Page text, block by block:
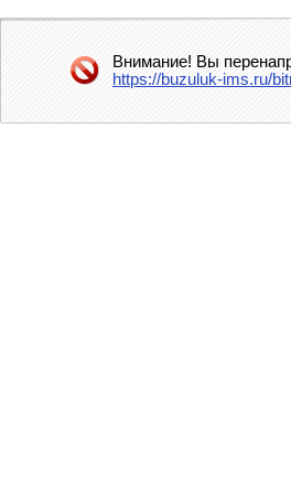
Внимание! Вы
https://buzuluk-ims.ru/